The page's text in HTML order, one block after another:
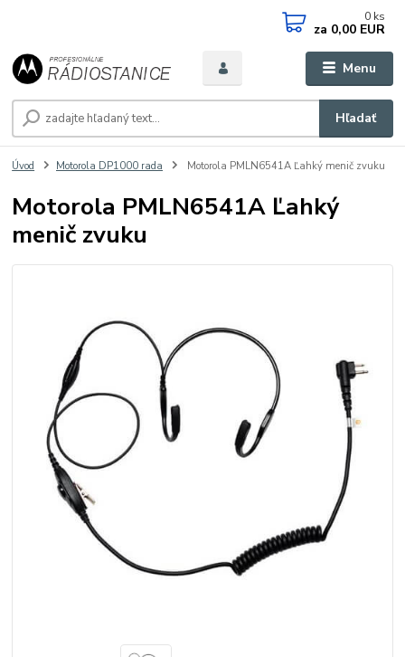
Menu
Hľadať
0 ks
za 0,00 EUR
Úvod Motorola DP1000 rada Motorola PMLN6541A Ľahký menič zvuku
Motorola PMLN6541A Ľahký
menič zvuku